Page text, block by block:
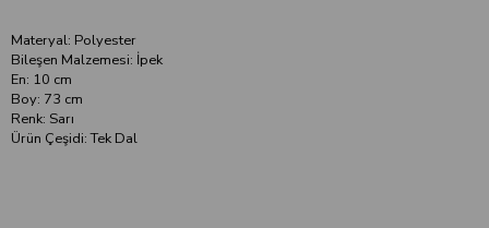
Materyal: Polyester
Bileşen Malzemesi: İpek
En: 10 cm
Boy: 73 cm
Renk: Sarı
Ürün Çeşidi: Tek Dal